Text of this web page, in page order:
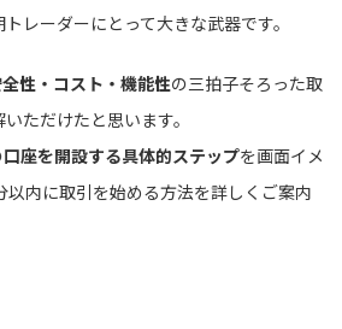
レーダーにとって大きな武器です。
性・コスト・機能性の三拍子そろった取
ただけたと思います。
口座を開設する具体的ステップを画面イメ
以内に取引を始める方法を詳しくご案内